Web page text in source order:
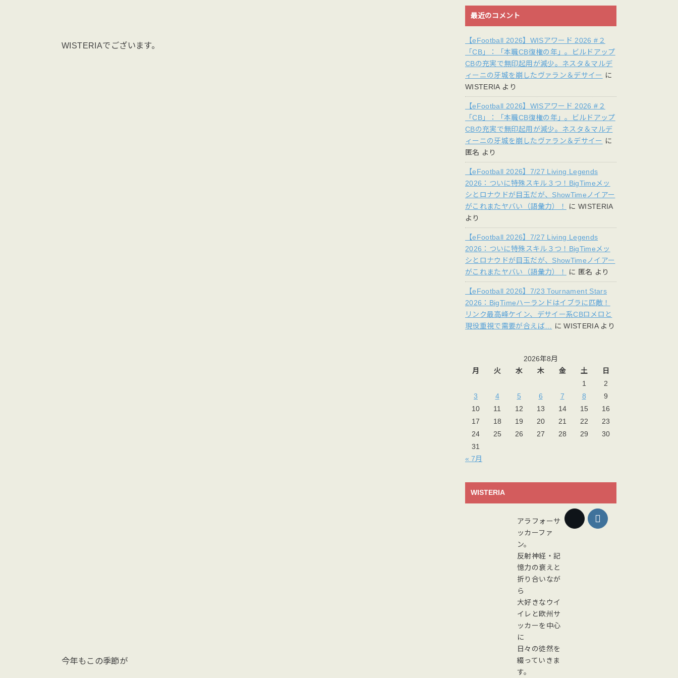
WISTERIAでございます。
今年もこの季節が
最近のコメント
【eFootball 2026】WISアワード 2026 #２
「CB」：「本職CB復権の年」。ビルドアップ
CBの充実で無印起用が減少。ネスタ＆マルデ
ィーニの牙城を崩したヴァラン＆デサイー に
WISTERIAより
【eFootball 2026】WISアワード 2026 #２
「CB」：「本職CB復権の年」。ビルドアップ
CBの充実で無印起用が減少。ネスタ＆マルデ
ィーニの牙城を崩したヴァラン＆デサイー に
匿名 より
【eFootball 2026】7/27 Living Legends
2026：ついに特殊スキル３つ！BigTimeメッ
シとロナウドが目玉だが、ShowTimeノイアー
がこれまたヤバい（語彙力）！
に WISTERIA
より
【eFootball 2026】7/27 Living Legends
2026：ついに特殊スキル３つ！BigTimeメッ
シとロナウドが目玉だが、ShowTimeノイアー
がこれまたヤバい（語彙力）！
に 匿名 より
【eFootball 2026】7/23 Tournament Stars
2026：BigTimeハーランドはイブラに匹敵！
リンク最高峰ケイン、デサイー系CBロメロと
現役重視で需要が合えば… にWISTERIAより
2026年8月
月
火 水 木 金 土
日
1
2
3
4 5 6 7 8
9
10
11 12 13 14 15
16
17
18 19 20 21 22
23
24
25 26 27 28 29
30
31
« 7月
WISTERIA
アラフォーサ
ッカーファ
ン。
反射神経・記
憶力の衰えと
折り合いなが
ら
大好きなウイ
イレと欧州サ
ッカーを中心
に
日々の徒然を
綴っていきま
す。